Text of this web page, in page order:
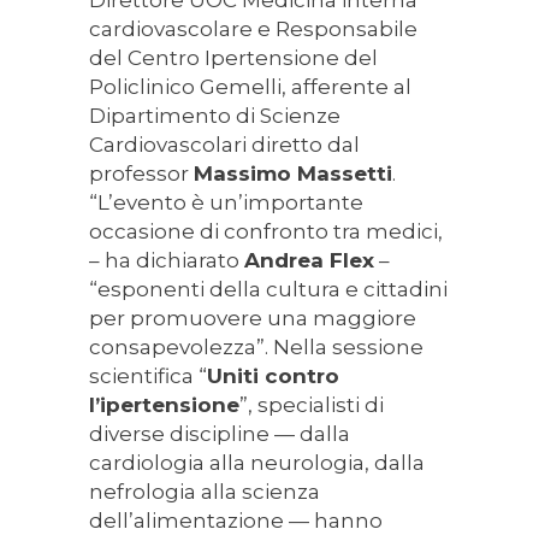
cardiovascolare e Responsabile
del Centro Ipertensione del
Policlinico Gemelli, afferente al
Dipartimento di Scienze
Cardiovascolari diretto dal
professor Massimo Massetti.
“L’evento è un’importante
occasione di confronto tra medici,
– ha dichiarato Andrea Flex –
“esponenti della cultura e cittadini
per promuovere una maggiore
consapevolezza”. Nella sessione
scientifica “Uniti contro
l’ipertensione”, specialisti di
diverse discipline — dalla
cardiologia alla neurologia, dalla
nefrologia alla scienza
dell’alimentazione — hanno